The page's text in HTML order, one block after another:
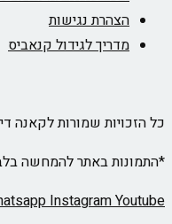
הצהרת נגישות
מדריך לגידול קנאביס
כל הזכויות שמורות לקאנה דיפו
*התמונות באתר להמחשה
InstagramYoutube